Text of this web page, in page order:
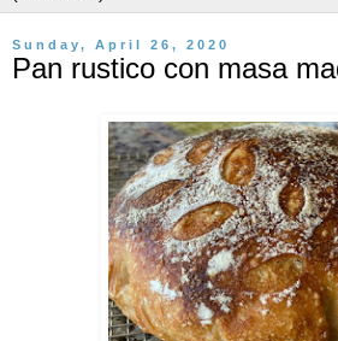
Sunday, April 26, 2020
Pan rustico con masa